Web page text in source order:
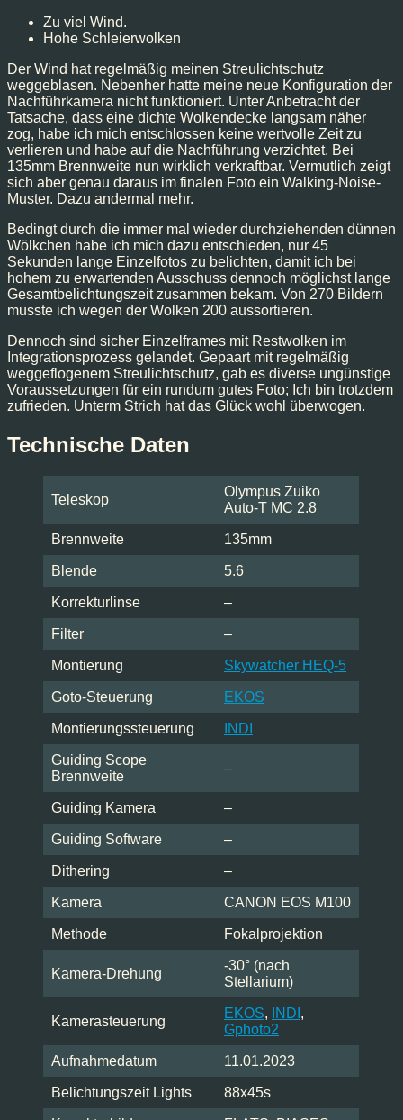
Zu viel Wind.
Hohe Schleierwolken
Der Wind hat regelmäßig meinen Streulichtschutz
weggeblasen. Nebenher hatte meine neue Konfiguration der
Nachführkamera nicht funktioniert. Unter Anbetracht der
Tatsache, dass eine dichte Wolkendecke langsam näher
zog, habe ich mich entschlossen keine wertvolle Zeit zu
verlieren und habe auf die Nachführung verzichtet. Bei
135mm Brennweite nun wirklich verkraftbar. Vermutlich zeigt
sich aber genau daraus im finalen Foto ein Walking-Noise-
Muster. Dazu andermal mehr.
Bedingt durch die immer mal wieder durchziehenden dünnen
Wölkchen habe ich mich dazu entschieden, nur 45
Sekunden lange Einzelfotos zu belichten, damit ich bei
hohem zu erwartenden Ausschuss dennoch möglichst lange
Gesamtbelichtungszeit zusammen bekam. Von 270 Bildern
musste ich wegen der Wolken 200 aussortieren.
Dennoch sind sicher Einzelframes mit Restwolken im
Integrationsprozess gelandet. Gepaart mit regelmäßig
weggeflogenem Streulichtschutz, gab es diverse ungünstige
Voraussetzungen für ein rundum gutes Foto; Ich bin trotzdem
zufrieden. Unterm Strich hat das Glück wohl überwogen.
Technische Daten
Teleskop
Olympus Zuiko
Auto-T MC 2.8
Brennweite 135mm
Blende 5.6
Korrekturlinse –
Filter –
Montierung Skywatcher HEQ-5
Goto-Steuerung EKOS
Montierungssteuerung INDI
Guiding Scope
Brennweite
–
Guiding Kamera –
Guiding Software –
Dithering –
Kamera CANON EOS M100
Methode Fokalprojektion
Kamera-Drehung
-30° (nach
Stellarium)
Kamerasteuerung
EKOS, INDI ,
Gphoto2
Aufnahmedatum 11.01.2023
Belichtungszeit Lights 88x45s